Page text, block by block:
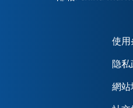
使用
隐
網站